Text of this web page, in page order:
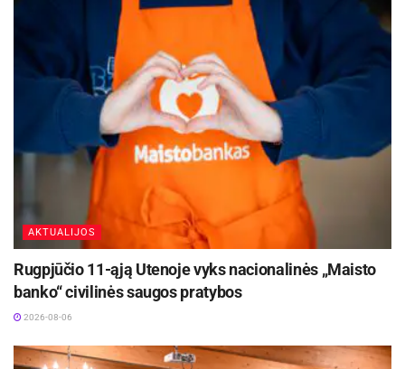
AKTUALIJOS
Rugpjūčio 11-ąją Utenoje vyks nacionalinės „Maisto
banko“ civilinės saugos pratybos
2026-08-06